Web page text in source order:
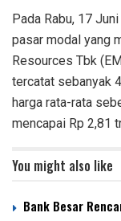
Pada Rabu, 17
pasar modal yang
Resources Tbk
tercatat sebanyak
harga rata-rata
mencapai Rp 2,81
You might also like
Bank Besar